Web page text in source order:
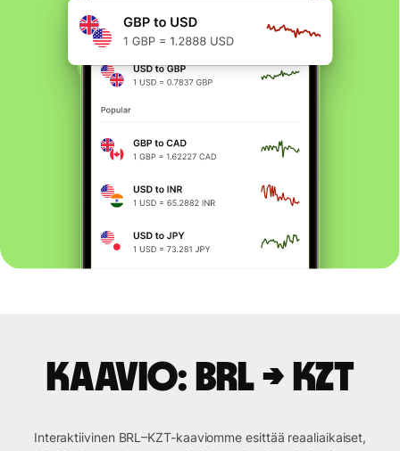
Kaavio: BRL → KZT
Interaktiivinen BRL–KZT-kaaviomme esittää reaaliaikaiset,